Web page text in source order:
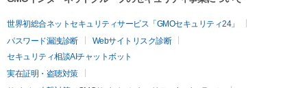
世界初総合ネットセキュリティサービス「GMOセキュリティ24」
パスワード漏洩診断
Webサイトリスク診断
セキュリティ相談AIチャットボット
実在証明・盗聴対策